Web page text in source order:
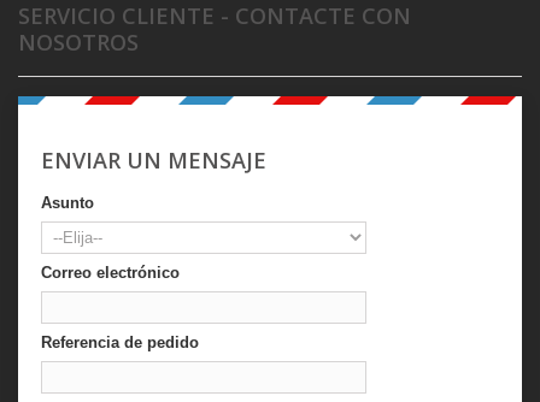
SERVICIO CLIENTE - CONTACTE CON
NOSOTROS
ENVIAR UN MENSAJE
Asunto
Correo electrónico
Referencia de pedido